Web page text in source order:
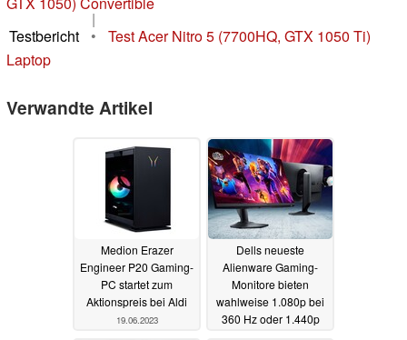
|
Testbericht
•
Test Acer Nitro 5 (7700HQ, GTX 1050 Ti)
Laptop
Verwandte Artikel
Medion Erazer
Engineer P20 Gaming-
PC startet zum
Aktionspreis bei Aldi
19.06.2023
Dells neueste
Alienware Gaming-
Monitore bieten
wahlweise 1.080p bei
360 Hz oder 1.440p